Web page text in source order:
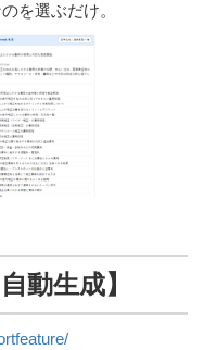
を選ぶだけ。
動生成】